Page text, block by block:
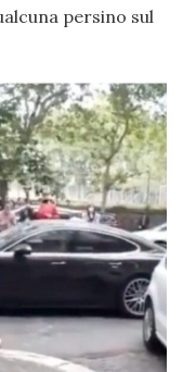
persino sul